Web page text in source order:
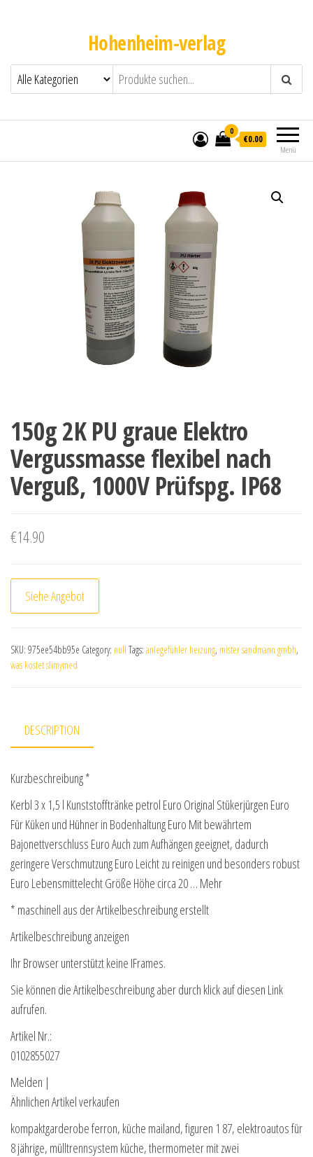
Hohenheim-verlag
Menü
0
€0.00
150g 2K PU graue Elektro
Vergussmasse flexibel nach
Verguß, 1000V Prüfspg. IP68
€14.90
Siehe Angebot
SKU: 975ee54bb95e Category: null Tags: anlegefühler heizung, mister sandmann gmbh,
was kostet slimymed
DESCRIPTION
Kurzbeschreibung *
Kerbl 3 x 1,5 l Kunststofftränke petrol Euro Original Stükerjürgen Euro
Für Küken und Hühner in Bodenhaltung Euro Mit bewährtem
Bajonettverschluss Euro Auch zum Aufhängen geeignet, dadurch
geringere Verschmutzung Euro Leicht zu reinigen und besonders robust
Euro Lebensmittelecht Größe Höhe circa 20 … Mehr
* maschinell aus der Artikelbeschreibung erstellt
Artikelbeschreibung anzeigen
Ihr Browser unterstützt keine IFrames.
Sie können die Artikelbeschreibung aber durch klick auf diesen Link
aufrufen.
Artikel Nr.:
0102855027
Melden |
Ähnlichen Artikel verkaufen
kompaktgarderobe ferron, küche mailand, figuren 1 87, elektroautos für
8 jährige, mülltrennsystem küche, thermometer mit zwei